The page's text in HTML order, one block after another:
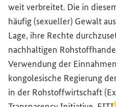
weit verbreitet. Die in
häufig (sexueller) Gewalt
Lage, ihre Rechte
nachhaltigen
Verwendung der
kongolesische Regierung
in der Rohstoffwirtschaft (